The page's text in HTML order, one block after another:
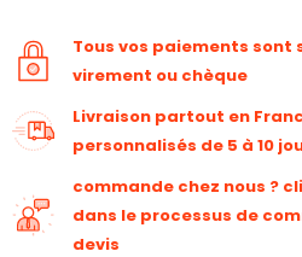
Tous vos paiements sont
virement ou chèque
Livraison partout en
personnalisés de 5 à 10
commande chez nous ?
dans le processus de
devis